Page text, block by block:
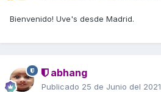
Bienvenido! Uve's desde Madrid.
abhang
Publicado 25 de Junio del 2021